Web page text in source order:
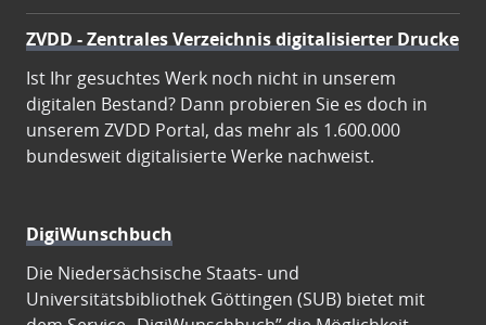
ZVDD - Zentrales Verzeichnis digitalisierter Drucke
Ist Ihr gesuchtes Werk noch nicht in unserem
digitalen Bestand? Dann probieren Sie es doch in
unserem ZVDD Portal, das mehr als 1.600.000
bundesweit digitalisierte Werke nachweist.
DigiWunschbuch
Die Niedersächsische Staats- und
Universitätsbibliothek Göttingen (SUB) bietet mit